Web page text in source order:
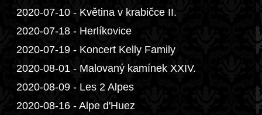
2020-07-10 - Květina v krabičce II.
2020-07-18 - Herlíkovice
2020-07-19 - Koncert Kelly Family
2020-08-01 - Malovaný kamínek XXIV.
2020-08-09 - Les 2 Alpes
2020-08-16 - Alpe d'Huez